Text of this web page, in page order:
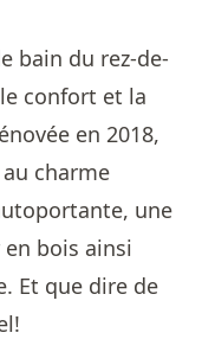
bain du rez-de-
confort et la
en 2018,
charme
une
bois ainsi
Et que dire de